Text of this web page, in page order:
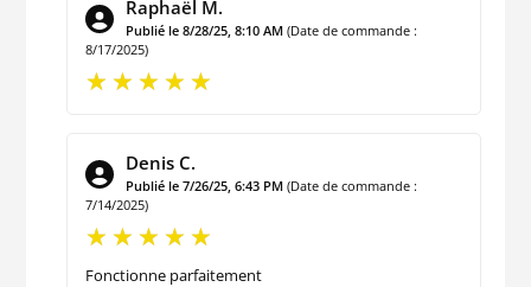
Raphaël M.
Publié le 8/28/25, 8:10 AM (Date de commande :
8/17/2025)
Denis C.
Publié le 7/26/25, 6:43 PM (Date de commande :
7/14/2025)
Fonctionne parfaitement